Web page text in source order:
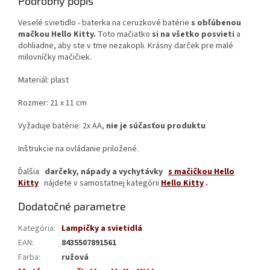
Veselé svietidlo - baterka na ceruzkové batérie s obľúbenou
mačkou Hello Kitty. Toto mačiatko si na všetko posvieti a
dohliadne, aby ste v tme nezakopli. Krásny darček pre malé
milovníčky mačičiek.
Materiál: plast
Rozmer: 21 x 11 cm
Vyžaduje batérie: 2x AA, nie je súčasťou produktu
Inštrukcie na ovládanie priložené.
Ďalšia darčeky, nápady a vychytávky s mačičkou Hello
Kitty nájdete v samostatnej kategórii Hello Kitty .
Dodatočné parametre
Kategória: Lampičky a svietidlá
EAN:
8435507891561
Farba: ružová